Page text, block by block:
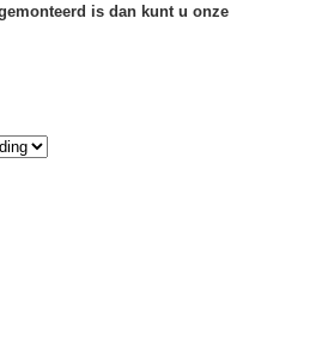
is dan kunt u onze